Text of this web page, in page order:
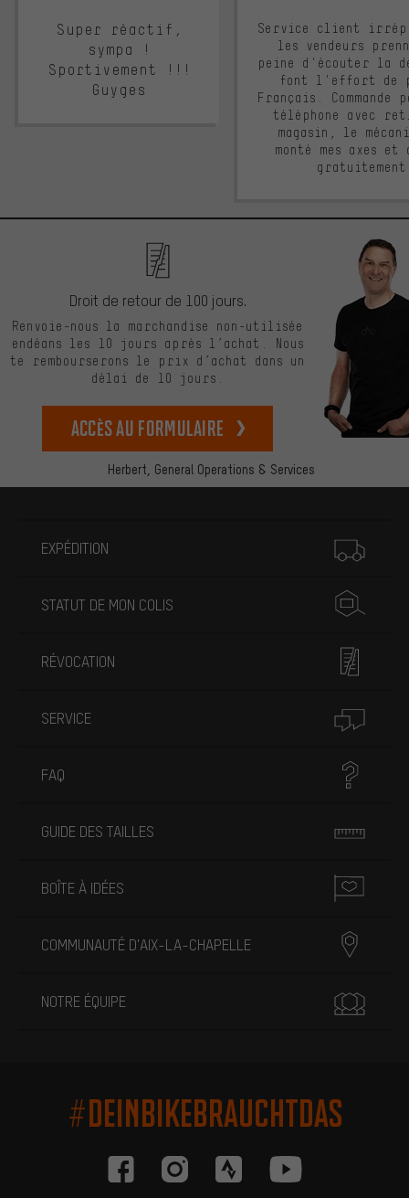
Super réactif,
sympa !
Sportivement !!!
Guyges
Service client
les vendeurs
peine d'écouter la
font l'effort de
Français. Commande
téléphone avec
magasin, le
monté mes axes et
Herbert, General Operations & Services
Droit de retour de 100 jours.
Renvoie-nous la marchandise non-utilisée
endéans les 10 jours après l’achat. Nous
te rembourserons le prix d’achat dans un
délai de 10 jours.
Accès au formulaire
EXPÉDITION
STATUT DE MON COLIS
RÉVOCATION
SERVICE
FAQ
GUIDE DES TAILLES
BOÎTE À IDÉES
COMMUNAUTÉ D'AIX-LA-CHAPELLE
NOTRE ÉQUIPE
#DEINBIKEBRAUCHTDAS